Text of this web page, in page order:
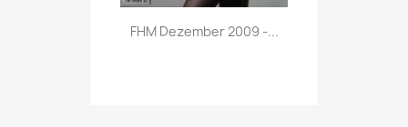
Vorschau
FHM Dezember 2009 -...